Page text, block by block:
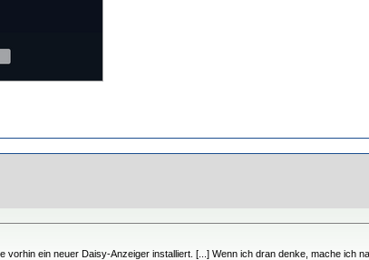
ein neuer Daisy-Anzeiger installiert. [...] Wenn ich dran denke, mache ich